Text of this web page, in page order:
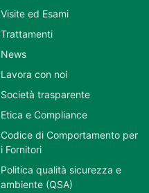
Visite ed Esami
Trattamenti
News
Lavora con noi
Società trasparente
Etica e Compliance
Codice di Comportamento per
i Fornitori
Politica qualità sicurezza e
ambiente (QSA)